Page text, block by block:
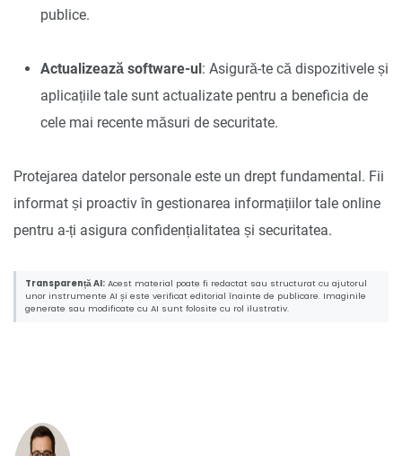
publice.
Actualizează software-ul: Asigură-te că dispozitivele și
aplicațiile tale sunt actualizate pentru a beneficia de
cele mai recente măsuri de securitate.
Protejarea datelor personale este un drept fundamental. Fii
informat și proactiv în gestionarea informațiilor tale online
pentru a-ți asigura confidențialitatea și securitatea.
Transparență AI: Acest material poate fi redactat sau structurat cu ajutorul
unor instrumente AI și este verificat editorial înainte de publicare. Imaginile
generate sau modificate cu AI sunt folosite cu rol ilustrativ.